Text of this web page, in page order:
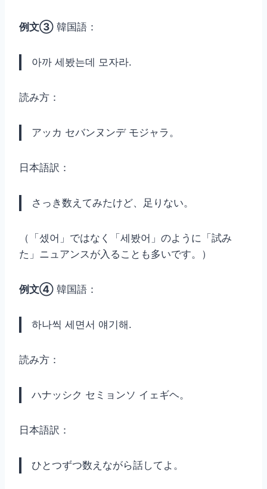
例文③ 韓国語：
아까 세봤는데 모자라.
読み方：
アッカ セバンヌンデ モジャラ。
日本語訳：
さっき数えてみたけど、足りない。
（「셌어」ではなく「세봤어」のように「試み
た」ニュアンスが入ることも多いです。）
例文④ 韓国語：
하나씩 세면서 얘기해.
読み方：
ハナッシク セミョンソ イェギヘ。
日本語訳：
ひとつずつ数えながら話してよ。